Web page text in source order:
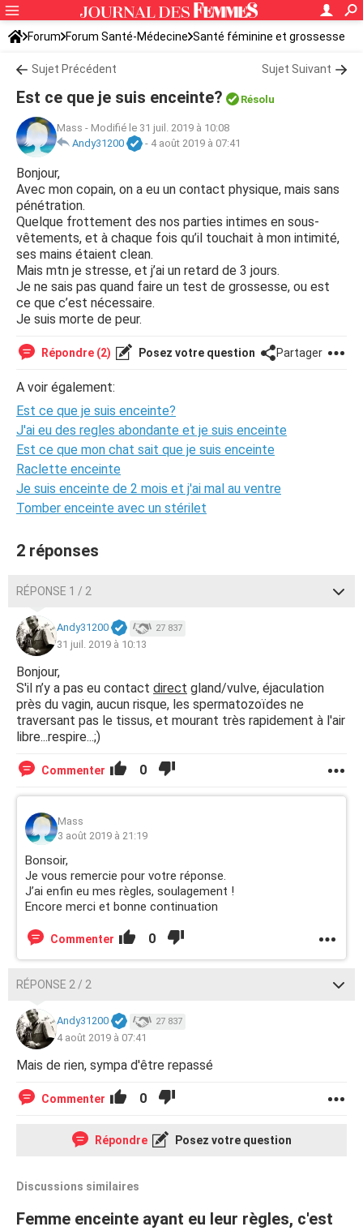
Forum Forum Santé-Médecine Santé féminine et grossesse
Sujet Précédent Sujet Suivant
Est ce que je suis enceinte? Résolu
Mass - Modifié le 31 juil. 2019 à 10:08
Andy31200
- 4 août 2019 à 07:41
Bonjour,
Avec mon copain, on a eu un contact physique, mais sans
pénétration.
Quelque frottement des nos parties intimes en sous-
vêtements, et à chaque fois qu’il touchait à mon intimité,
ses mains étaient clean.
Mais mtn je stresse, et j’ai un retard de 3 jours.
Je ne sais pas quand faire un test de grossesse, ou est
ce que c’est nécessaire.
Je suis morte de peur.
Répondre (2) Posez votre question Partager
A voir également:
Est ce que je suis enceinte?
J'ai eu des regles abondante et je suis enceinte
Est ce que mon chat sait que je suis enceinte
Raclette enceinte
Je suis enceinte de 2 mois et j'ai mal au ventre
Tomber enceinte avec un stérilet
2 réponses
RÉPONSE 1 / 2
Andy31200 27 837
31 juil. 2019 à 10:13
Bonjour,
S'il n’y a pas eu contact direct gland/vulve, éjaculation
près du vagin, aucun risque, les spermatozoïdes ne
traversant pas le tissus, et mourant très rapidement à l'air
libre...respire...;)
Commenter 0
Mass
3 août 2019 à 21:19
Bonsoir,
Je vous remercie pour votre réponse.
J’ai enfin eu mes règles, soulagement !
Encore merci et bonne continuation
Commenter 0
RÉPONSE 2 / 2
Andy31200 27 837
4 août 2019 à 07:41
Mais de rien, sympa d'être repassé
Commenter 0
Répondre Posez votre question
Discussions similaires
Femme enceinte ayant eu leur règles, c'est